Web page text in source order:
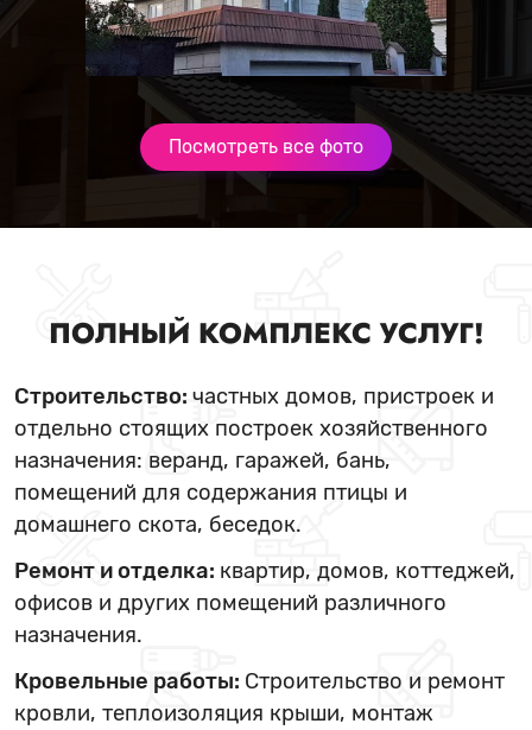
Посмотреть все фото
ПОЛНЫЙ КОМПЛЕКС УСЛУГ!
Строительство: частных домов, пристроек и
отдельно стоящих построек хозяйственного
назначения: веранд, гаражей, бань,
помещений для содержания птицы и
домашнего скота, беседок.
Ремонт и отделка: квартир, домов, коттеджей,
офисов и других помещений различного
назначения.
Кровельные работы: Строительство и ремонт
кровли, теплоизоляция крыши, монтаж